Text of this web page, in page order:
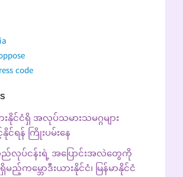
code
းနိုင်ငံရှိ အလုပ်သမားသမဂ္ဂများ
င်ရန် ကြိုးပမ်းနေ
ပ်ငန်းရဲ့ အပြောင်းအလဲတွေကို
မည့်ကမ္ဘောဒီးယားနိုင်ငံ၊ မြန်မာနိုင်ငံ